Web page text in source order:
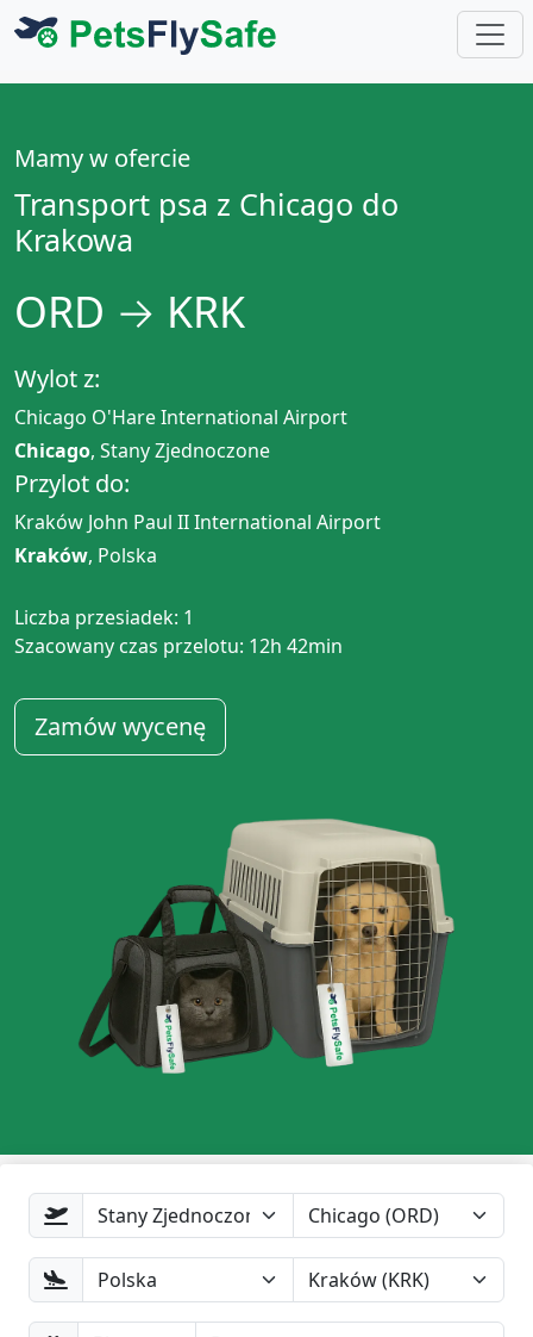
Mamy w ofercie
Transport psa z Chicago do
Krakowa
ORD → KRK
Wylot z:
Chicago O'Hare International Airport
Chicago, Stany Zjednoczone
Przylot do:
Kraków John Paul II International Airport
Kraków, Polska
Liczba przesiadek: 1
Szacowany czas przelotu: 12h 42min
Zamów wycenę